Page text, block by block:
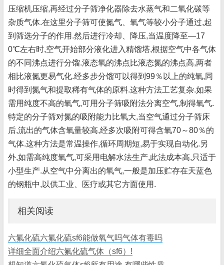
压缩机压缩,再经过分子筛净化器除去水蒸气和二氧化碳等
杂质气体.在这里分子筛可使氮气、氧气等较小分子通过,起
到筛选分子的作用.然后进行冷却、降压,当温度降至—17
0℃左右时,空气开始部分液化进入精馏塔,根据空气中各气体
的不同沸点进行分馏.液态氧的沸点比液态氮的沸点高,两者
相比液氮更易气化.经多步分馏可以得到99％以上的纯氧,同
时得到氮气和提取稀有气体的原料.这种方法工艺复杂.如果
需用纯度不高的氧气,可用分子筛吸附法分离空气,制得氧气.
特定的分子筛对氮的吸附能力比氧大,当空气通过分子筛床
后,流出的气体含氧量较高,经多次吸附可得含氧70～80％的
气体.这种方法是常温操作,循环周期短,易于实现自动化.另
外,如需高纯度氧气,可采用电解水法生产,此法成本高,只适于
小型生产.从空气中分离出的氧气,一般是加压贮存在天蓝色
的钢瓶中,以供工业、医疗或其它方面使用.
相关阅读
六氟化硫六氟化硫sf6能做氧气吗气体有毒吗
详细全面介绍六氟化硫气体（sf6）!